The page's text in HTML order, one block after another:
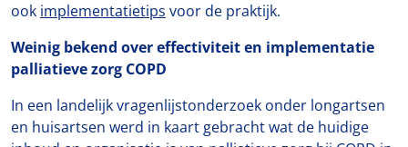
ook implementatietips voor de praktijk.
Weinig bekend over effectiviteit en implementatie
palliatieve zorg COPD
In een landelijk vragenlijstonderzoek onder longartsen
en huisartsen werd in kaart gebracht wat de huidige